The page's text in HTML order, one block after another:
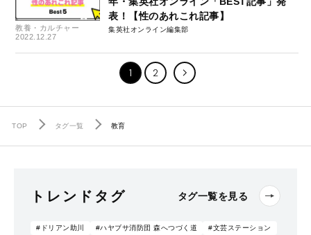
教養・カルチャー
2022.12.27
表！【性のあれこれ記事】
集英社オンライン編集部
1 2
TOP タグ一覧 教育
トレンドタグ タグ一覧を見る
#ドリアン助川 #ハヤブサ消防団 森へつづく道
#文芸ステーション